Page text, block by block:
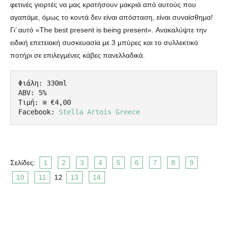
φετινές γιορτές να μας κρατήσουν μακριά από αυτούς που
αγαπάμε, όμως το κοντά δεν είναι απόσταση, είναι συναίσθημα!
Γι’ αυτό «The best present is being present». Ανακαλύψτε την
ειδική επετειακή συσκευασία με 3 μπύρες και το συλλεκτικό
ποτήρι σε επιλεγμένες κάβες πανελλαδικά.
Φιάλη: 330ml
ABV: 5%
Τιμή: ≅ €4,00
Facebook: Stella Artois Greece
Σελίδες: 1 2 3 4 5 6 7 8
9
10
11 12 13 14